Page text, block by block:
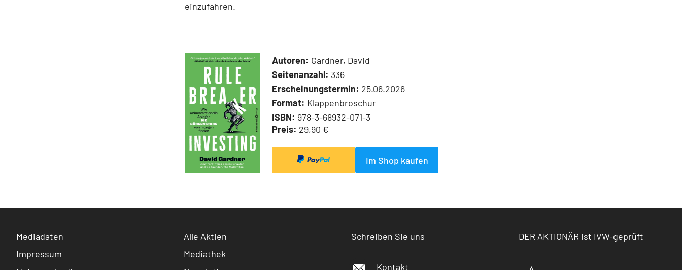
einzufahren.
Autoren: Gardner, David
Seitenanzahl: 336
Erscheinungstermin: 25.06.2026
Format: Klappenbroschur
ISBN: 978-3-68932-071-3
Preis: 29,90 €
Im Shop kaufen
Mediadaten
Impressum
Alle Aktien
Mediathek
Schreiben Sie uns
Kontakt
DER AKTIONÄR ist IVW-geprüft